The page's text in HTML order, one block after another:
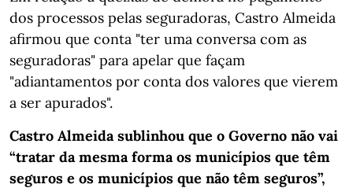
dos processos pelas seguradoras, Castro Almeida
afirmou que conta "ter uma conversa com as
seguradoras" para apelar que façam
"adiantamentos por conta dos valores que vierem
a ser apurados".
Castro Almeida sublinhou que o Governo não vai
“tratar da mesma forma os municípios que têm
seguros e os municípios que não têm seguros”,